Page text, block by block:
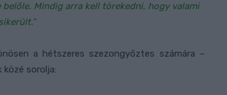
Mindig arra kell törekedni, hogy valami
a hétszeres szezongyőztes számára –
közé sorolja: